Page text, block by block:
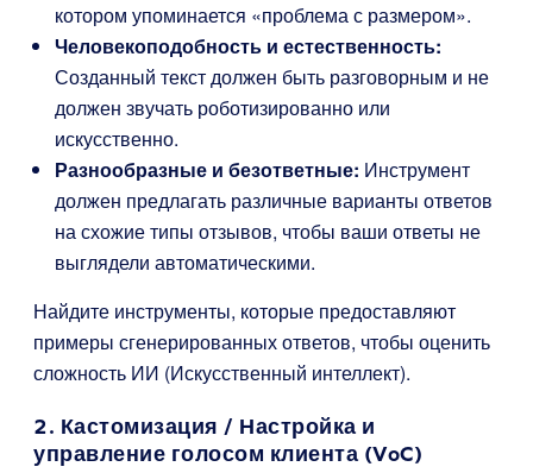
котором упоминается «проблема с размером».
Человекоподобность и естественность:
Созданный текст должен быть разговорным и не
должен звучать роботизированно или
искусственно.
Разнообразные и безответные: Инструмент
должен предлагать различные варианты ответов
на схожие типы отзывов, чтобы ваши ответы не
выглядели автоматическими.
Найдите инструменты, которые предоставляют
примеры сгенерированных ответов, чтобы оценить
сложность ИИ (Искусственный интеллект).
2. Кастомизация / Настройка и
управление голосом клиента (VoC)